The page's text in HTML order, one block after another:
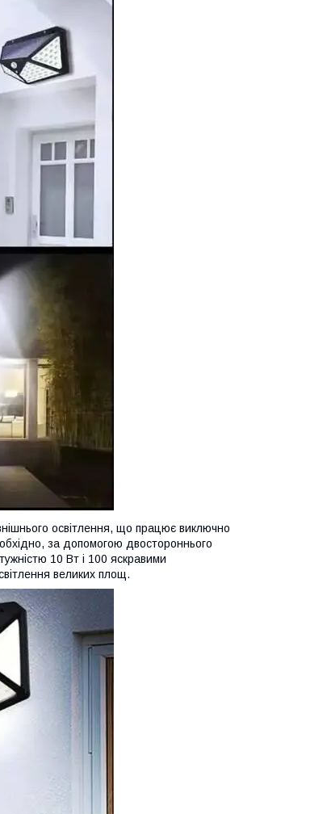
освітлення, що працює виключно
за допомогою двостороннього
10 Вт і 100 яскравими
великих площ.